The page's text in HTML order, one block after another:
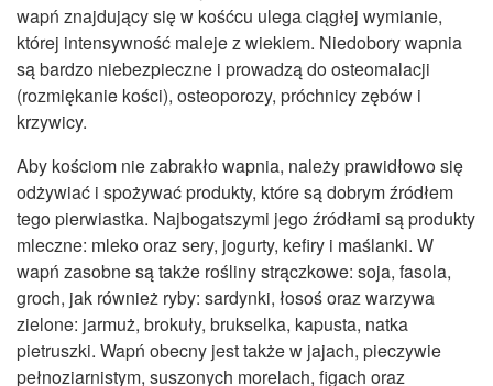
wapń znajdujący się w kośćcu ulega ciągłej wymianie,
której intensywność maleje z wiekiem. Niedobory wapnia
są bardzo niebezpieczne i prowadzą do osteomalacji
(rozmiękanie kości), osteoporozy, próchnicy zębów i
krzywicy.
Aby kościom nie zabrakło wapnia, należy prawidłowo się
odżywiać i spożywać produkty, które są dobrym źródłem
tego pierwiastka. Najbogatszymi jego źródłami są produkty
mleczne: mleko oraz sery, jogurty, kefiry i maślanki. W
wapń zasobne są także rośliny strączkowe: soja, fasola,
groch, jak również ryby: sardynki, łosoś oraz warzywa
zielone: jarmuż, brokuły, brukselka, kapusta, natka
pietruszki. Wapń obecny jest także w jajach, pieczywie
pełnoziarnistym, suszonych morelach, figach oraz